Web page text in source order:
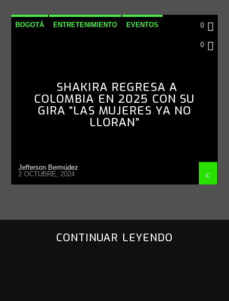
BOGOTÁ ENTRETENIMIENTO EVENTOS 0
0
SHAKIRA REGRESA A
COLOMBIA EN 2025 CON SU
GIRA “LAS MUJERES YA NO
LLORAN”
Jefferson Bermúdez
2 OCTUBRE, 2024
CONTINUAR LEYENDO